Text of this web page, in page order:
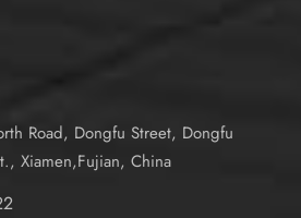
Road, Dongfu Street, Dongfu
Xiamen,Fujian, China